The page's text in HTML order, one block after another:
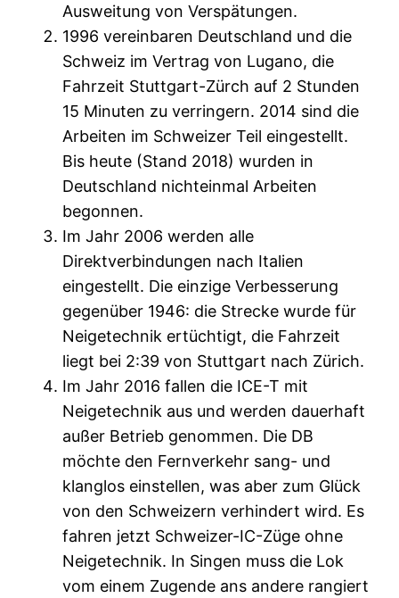
Ausweitung von Verspätungen.
1996 vereinbaren Deutschland und die
Schweiz im Vertrag von Lugano, die
Fahrzeit Stuttgart-Zürch auf 2 Stunden
15 Minuten zu verringern. 2014 sind die
Arbeiten im Schweizer Teil eingestellt.
Bis heute (Stand 2018) wurden in
Deutschland nichteinmal Arbeiten
begonnen.
Im Jahr 2006 werden alle
Direktverbindungen nach Italien
eingestellt. Die einzige Verbesserung
gegenüber 1946: die Strecke wurde für
Neigetechnik ertüchtigt, die Fahrzeit
liegt bei 2:39 von Stuttgart nach Zürich.
Im Jahr 2016 fallen die ICE-T mit
Neigetechnik aus und werden dauerhaft
außer Betrieb genommen. Die DB
möchte den Fernverkehr sang- und
klanglos einstellen, was aber zum Glück
von den Schweizern verhindert wird. Es
fahren jetzt Schweizer-IC-Züge ohne
Neigetechnik. In Singen muss die Lok
vom einem Zugende ans andere rangiert